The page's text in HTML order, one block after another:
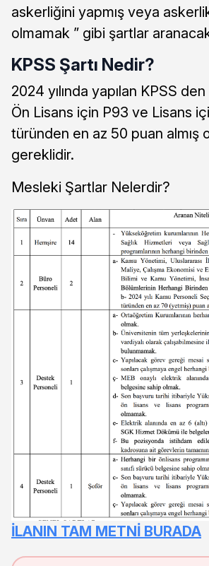
askerliğini yapmış veya
olmamak ” gibi şartlar
KPSS Şartı Nedir?
2024 yılında yapılan KPSS
Ön Lisans için P93 ve Lisans
türünden en az 50 puan almış
gereklidir.
Mesleki Şartlar Nelerdir?
İLANIN TAM METNİ BURADA